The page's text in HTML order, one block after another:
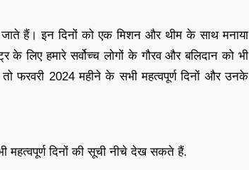
जाते हैं। इन दिनों को एक मिशन और थीम के साथ मनाया
के लिए हमारे सर्वोच्च लोगों के गौरव और बलिदान को भी
फरवरी 2024 महीने के सभी महत्वपूर्ण दिनों और उनके
महत्वपूर्ण दिनों की सूची नीचे देख सकते हैं.